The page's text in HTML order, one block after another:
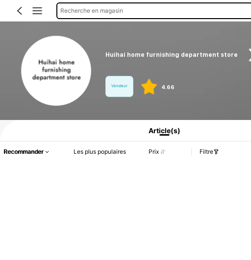
Recherche en magasin
Huihai home furnishing department store
Vendeur 4.66
Informations produit : Divulgation des prix, détails sur les ventes et le stock.
Article(s)
Recommander Les plus populaires Prix Filtre